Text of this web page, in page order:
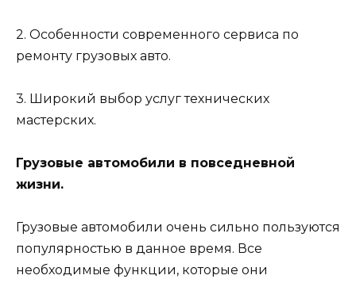
2. Особенности современного сервиса по
ремонту грузовых авто.
3. Широкий выбор услуг технических
мастерских.
Грузовые автомобили в повседневной
жизни.
Грузовые автомобили очень сильно пользуются
популярностью в данное время. Все
необходимые функции, которые они